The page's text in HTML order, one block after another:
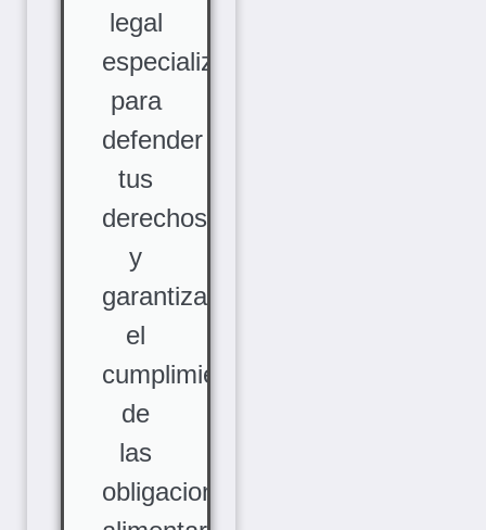
legal
especializada
para
defender
tus
derechos
y
garantizar
el
cumplimiento
de
las
obligaciones